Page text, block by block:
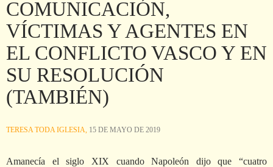
COMUNICACIÓN,
VÍCTIMAS Y AGENTES EN
EL CONFLICTO VASCO Y EN
SU RESOLUCIÓN
(TAMBIÉN)
TERESA TODA IGLESIA, 15 DE MAYO DE 2019
Amanecía el siglo XIX cuando Napoleón dijo que “cuatro